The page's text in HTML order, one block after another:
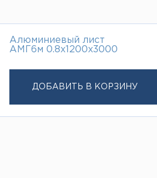
Алюминиевый лист
АМГ6м 0.8х1200х3000
ДОБАВИТЬ В КОРЗИНУ